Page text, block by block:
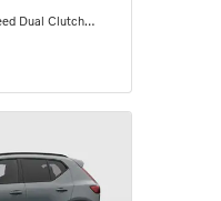
Dual Clutch